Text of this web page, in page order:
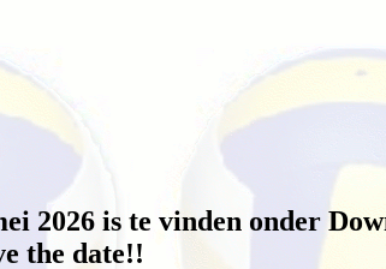
2026 is te vinden onder
the date!!